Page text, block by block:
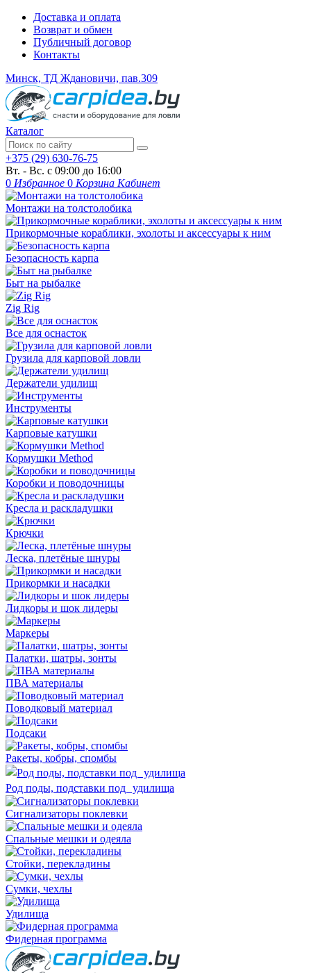
Доставка и оплата
Возврат и обмен
Публичный договор
Контакты
Минск, ТД Ждановичи, пав.309
Каталог
+375 (29) 630-76-75
Вт. - Вс. с 09:00 до 16:00
0 Избранное 0 Корзина Кабинет
Монтажи на толстолобика
Прикормочные кораблики, эхолоты и аксессуары к ним
Безопасность карпа
Быт на рыбалке
Zig Rig
Все для оснасток
Грузила для карповой ловли
Держатели удилищ
Инструменты
Карповые катушки
Кормушки Method
Коробки и поводочницы
Кресла и раскладушки
Крючки
Леска, плетёные шнуры
Прикормки и насадки
Лидкоры и шок лидеры
Маркеры
Палатки, шатры, зонты
ПВА материалы
Поводковый материал
Подсаки
Ракеты, кобры, спомбы
Род поды, подставки под удилища
Сигнализаторы поклевки
Спальные мешки и одеяла
Стойки, перекладины
Сумки, чехлы
Удилища
Фидерная программа